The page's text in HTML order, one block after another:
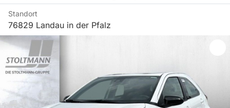
Standort
76829 Landau in der Pfalz